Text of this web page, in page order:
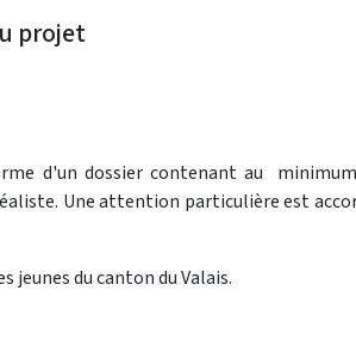
projet
d'un dossier contenant au
Une attention particulière est
jeunes du canton du Valais.